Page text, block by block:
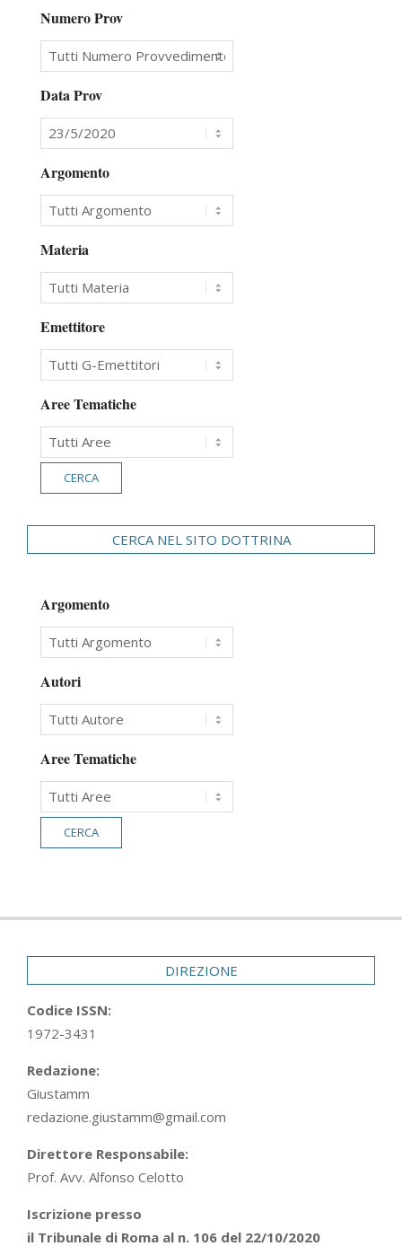
Numero Prov
Data Prov
Argomento
Materia
Emettitore
Aree Tematiche
CERCA NEL SITO DOTTRINA
Argomento
Autori
Aree Tematiche
DIREZIONE
Codice ISSN:
1972-3431
Redazione:
Giustamm
redazione.giustamm@gmail.com
Direttore Responsabile:
Prof. Avv. Alfonso Celotto
Iscrizione presso
il Tribunale di Roma al n. 106 del 22/10/2020